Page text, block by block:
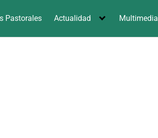
Pastorales Actualidad Multimedia